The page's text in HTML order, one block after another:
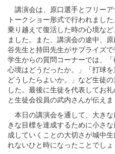
講演会は、原口選手とフリー
トークショー形式で行われまし
乗り越えて復活した時の心境な
ました。また、講演会の途中、
谷先生と持田先生がサプライズ
学生からの質問コーナーでは、
心境はどうだったか。」「打球
どうしたらよいか。」など生徒
した。最後に生徒を代表してお
と生徒会役員の武内さんが伝えま
本日の講演会を通して、大き
きな目標を達成するために小さ
成していくことの大切さが城中
れないひと時になったことでしょ